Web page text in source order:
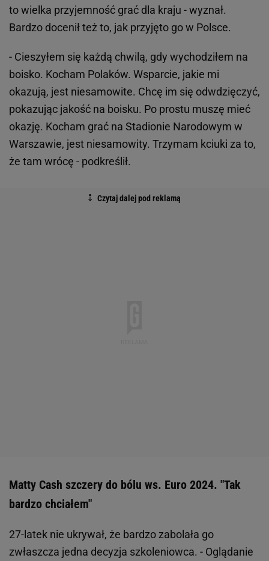
to wielka przyjemność grać dla kraju - wyznał.
Bardzo docenił też to, jak przyjęto go w Polsce.
- Cieszyłem się każdą chwilą, gdy wychodziłem na
boisko. Kocham Polaków. Wsparcie, jakie mi
okazują, jest niesamowite. Chcę im się odwdzięczyć,
pokazując jakość na boisku. Po prostu muszę mieć
okazję. Kocham grać na Stadionie Narodowym w
Warszawie, jest niesamowity. Trzymam kciuki za to,
że tam wrócę - podkreślił.
Matty Cash szczery do bólu ws. Euro 2024. "Tak
bardzo chciałem"
27-latek nie ukrywał, że bardzo zabolała go
zwłaszcza jedna decyzja szkoleniowca. - Oglądanie